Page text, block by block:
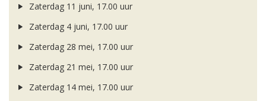
Zaterdag 11 juni, 17.00 uur
Zaterdag 4 juni, 17.00 uur
Zaterdag 28 mei, 17.00 uur
Zaterdag 21 mei, 17.00 uur
Zaterdag 14 mei, 17.00 uur